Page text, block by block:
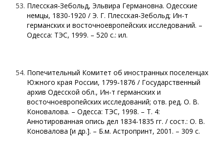
Плесская-Зебольд, Эльвира Германовна. Одесские
немцы, 1830-1920 / Э. Г. Плесская-Зебольд; Ин-т
германских и восточноевропейских исследований. –
Одесса: ТЭС, 1999. – 520 с.: ил.
Попечительный Комитет об иностранных поселенцах
Южного края России, 1799‑1876 / Государственный
архив Одесской обл., Ин-т германских и
восточноевропейских исследований; отв. ред. О. В.
Коновалова. – Одесса: ТЭС, 1998. – Т. 4:
Аннотированная опись дел 1834-1835 гг. / сост.: О. В.
Коновалова [и др.]. – Б.м. Астропринт, 2001. – 309 с.